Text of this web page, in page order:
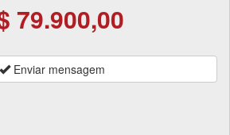
79.900,00
Enviar mensagem